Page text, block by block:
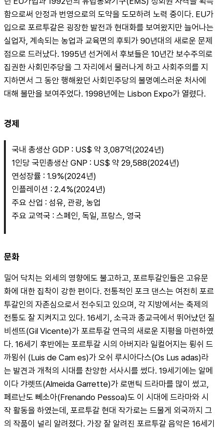
함으로써 안정과 번영으로의 도약을 도모하려 노력 중이다. EU가
입으로 포르투갈은 굉장한 발전과 현대화를 보여왔지만 늘어나는
실업자, 계속되는 농업과 교육면의 후퇴가 90년대의 새로운 문제
점으로 드러났다. 1995년 선거에서 후보들은 10년간 보수주의로
집권한 사회민주당을 그 자리에서 물러나게 하고 사회주의를 지
지하면서 그 동안 행해왔던 사회민주당의 불명예스러운 처사에
대해 불만을 보여주었다. 1998년에는 Lisbon Expo가 열렸다.
경제
국내 총생산 GDP : US$ 약 3,087억(2024년)
1인당 국민총생산 GNP : US$ 약 29,588(2024년)
연성장률 : 1.9%(2024년)
인플레이션 : 2.4%(2024년)
주요 산업 : 섬유, 관광, 농업
주요 교역국 : 스페인, 독일, 프랑스, 영국
문화
밀어 닥치는 외세의 영향에도 불고하고, 포르투갈인들은 고유문
화에 대한 집착이 강한 편이다. 전통적인 포크 댄스는 여전히 포르
투갈인의 자존심으로서 전수되고 있으며, 각 지방에서는 축제의
전통도 잘 지켜지고 있다. 16세기, 소극과 종교극에서 뛰어났던 질
비센뜨(Gil Vicente)가 포르투갈 연극의 새로운 지평을 마련하였
다. 16세기 후반에는 포르투갈 시의 아버지라 일컬어지는 륑쉬 드
까묑쉬 (Luis de Cam es)가 오쉬 루시아다스(Os Lus adas)라
는 발견과 개척의 시대를 찬양한 서사시를 썼다. 19세기에는 알메
이다 갸렛뜨(Almeida Garrette)가 로맨틱 드라마를 많이 썼고,
페르난도 뻬소아(Frenando Pessoa)도 이 시대에 드라마와 시
작 활동을 하였는데, 포르투갈 현대 작가로는 드물게 외국까지 그
의 작품이 널리 알려졌다. 가장 잘 알려진 포르투갈 음악은 16세기